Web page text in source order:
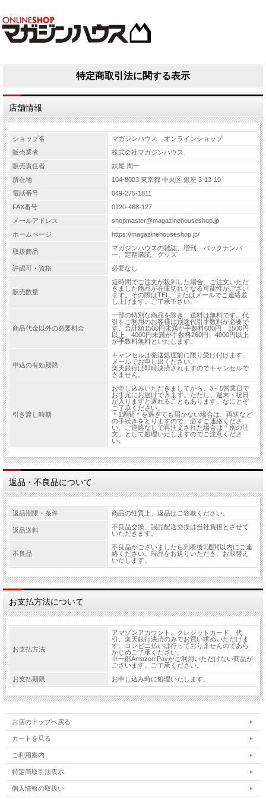
特定商取引法に関する表示
店舗情報
ショップ名
マガジンハウス オンラインショップ
販売業者
株式会社マガジンハウス
販売責任者
鉄尾 周一
所在地
104-8003 東京都 中央区 銀座 3-13-10
電話番号
049-275-1811
FAX番号
0120-468-127
メールアドレス
shopmaster@magazinehouseshop.jp
ホームページ
https://magazinehouseshop.jp/
取扱商品
マガジンハウスの雑誌、増刊、バックナンバ
ー、定期購読、グッズ
許認可・資格
必要なし
販売数量
短時間でご注文が殺到した場合、ご注文いただ
きました商品が在庫切れとなる可能性がござい
ます。その際はTEL、またはメールでご連絡差
し上げます。ご了承下さい。
商品代金以外の必要料金
一部の特別な商品を除き、送料は無料です。代
引をご利用のお客様は別途代引手数料が必要で
す。合計額1500円未満が手数料600円、1500円
以上、4000円未満が手数料260円、4000円以上
が手数料無料といたします。
申込の有効期限
キャンセルは発送処理前に限り受け付けます。
メールでお申し出ください。
楽天銀行は即時決済されますのでキャンセルで
きません。
引き渡し時期
お申し込みいただきましてから、3～5営業日で
お手元にお届けできます。ただし、週末・祝日
が入りますと遅れることもあります。なにとぞ
ご了承ください。
＊1週間＊を過ぎても届かない場合は、再送など
の手続きをとりますので、必ずご連絡くださ
い。ご連絡なしで再注文された場合は「別の注
文」として処理いたしますのでご注意くださ
い。
返品・不良品について
返品期限・条件 商品の性質上、返品はご容赦ください。
返品送料
不良品交換、誤品配送交換は当社負担とさせて
いただきます。
不良品
不良品がございましたら到着後1週間以内にご連
絡ください。現品をお送りいただき、お取替え
いたします。
お支払方法について
お支払方法
アマゾンアカウント、クレジットカード、代
引、楽天銀行決済のみでお買い求めいただけま
す。コンビニ払いは行っておりませんのであら
かじめご了承ください。
※一部Amazon Payがご利用いただけない商品が
ございます。ご了承ください。
お支払期限
お申し込み時に処理いたします。
お店のトップへ戻る
カートを見る
ご利用案内
特定商取引法表示
個人情報の取扱い